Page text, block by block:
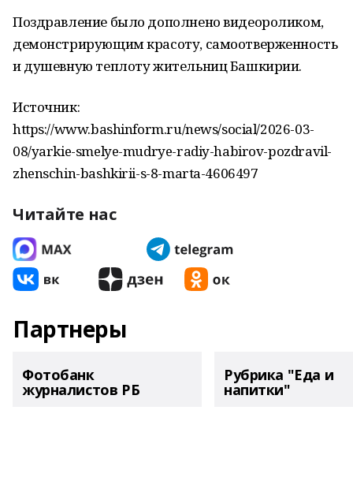
Поздравление было дополнено видеороликом,
демонстрирующим красоту, самоотверженность
и душевную теплоту жительниц Башкирии.
Источник:
https://www.bashinform.ru/news/social/2026-03-
08/yarkie-smelye-mudrye-radiy-habirov-pozdravil-
zhenschin-bashkirii-s-8-marta-4606497
Читайте нас
Партнеры
Фотобанк
журналистов РБ
Рубрика "Еда и
напитки"